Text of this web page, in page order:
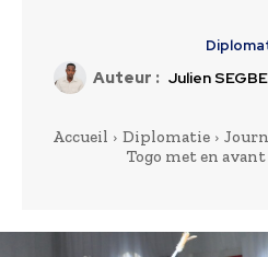
Auteur : Julien
Accueil Diplomatie
Togo met en